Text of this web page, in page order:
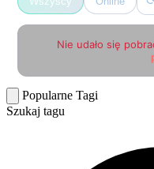
Nie udało się
Popularne Tagi
Szukaj tagu